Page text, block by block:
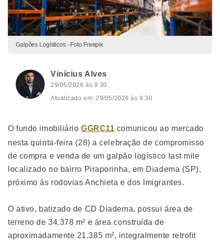
Galpões Logísticos - Foto Freepik
Vinícius Alves
29/05/2026 às 9:30
Atualizado em: 29/05/2026 às 9:30
O fundo imobiliário GGRC11 comunicou ao mercado
nesta quinta-feira (28) a celebração de compromisso
de compra e venda de um galpão logístico last mile
localizado no bairro Piraporinha, em Diadema (SP),
próximo às rodovias Anchieta e dos Imigrantes.
O ativo, batizado de CD Diadema, possui área de
terreno de 34.378 m² e área construída de
aproximadamente 21.385 m², integralmente retrofit